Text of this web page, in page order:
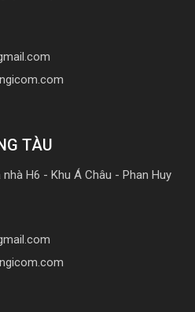
TÀU
H6 - Khu Á Châu - Phan Huy